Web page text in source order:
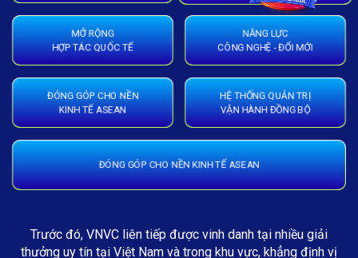
MỞ RỘNG
HỢP TÁC QUỐC TẾ
NĂNG LỰC
CÔNG NGHỆ - ĐỔI MỚI
ĐÓNG GÓP CHO NỀN
KINH TẾ ASEAN
HỆ THỐNG QUẢN TRỊ
VẬN HÀNH ĐỒNG BỘ
ĐÓNG GÓP CHO NỀN KINH TẾ ASEAN
Trước đó, VNVC liên tiếp được vinh danh tại nhiều giải
thưởng uy tín tại Việt Nam và trong khu vực, khẳng định vị